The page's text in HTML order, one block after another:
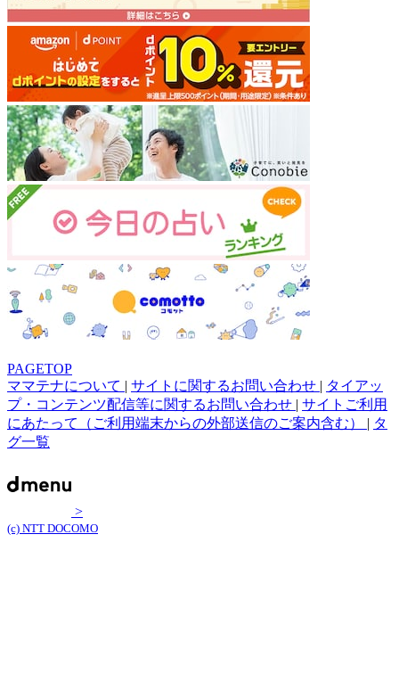
PAGETOP
ママテナについて | サイトに関するお問い合わせ | タイアッ
プ・コンテンツ配信等に関するお問い合わせ | サイトご利用
にあたって（ご利用端末からの外部送信のご案内含む） | タ
グ一覧
>
(c) NTT DOCOMO